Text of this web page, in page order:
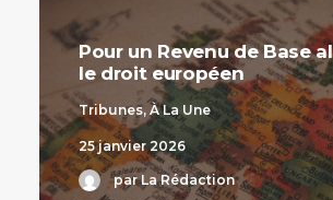
Pour un Revenu de Base
le droit européen
Tribunes, À La Une
25 janvier 2026
par La Rédaction